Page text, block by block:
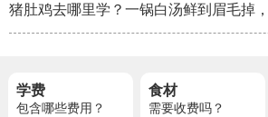
猪肚鸡去哪里学？一锅白汤鲜到眉毛掉
学费
包含哪些费用？
食材
需要收费吗？